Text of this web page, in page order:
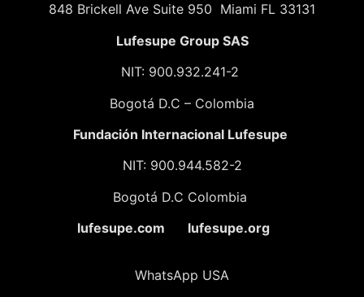
848 Brickell Ave Suite 950 Miami FL 33131
Lufesupe Group SAS
NIT: 900.932.241-2
Bogotá D.C – Colombia
Fundación Internacional Lufesupe
NIT: 900.944.582-2
Bogotá D.C Colombia
lufesupe.com lufesupe.org
WhatsApp USA